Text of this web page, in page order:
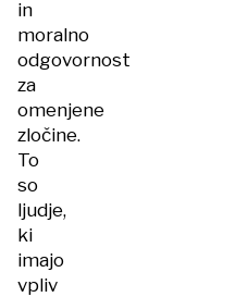
in
moralno
odgovornost
za
omenjene
zločine.
To
so
ljudje,
ki
imajo
vpliv